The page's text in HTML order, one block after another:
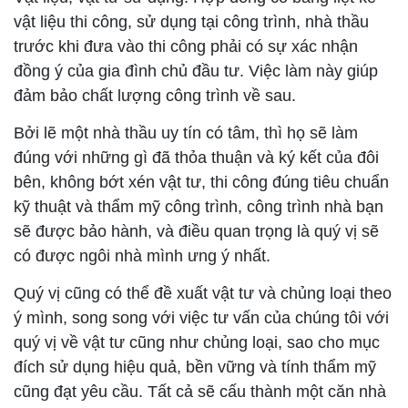
vật liệu thi công, sử dụng tại công trình, nhà thầu
trước khi đưa vào thi công phải có sự xác nhận
đồng ý của gia đình chủ đầu tư. Việc làm này giúp
đảm bảo chất lượng công trình về sau.
Bởi lẽ một nhà thầu uy tín có tâm, thì họ sẽ làm
đúng với những gì đã thỏa thuận và ký kết của đôi
bên, không bớt xén vật tư, thi công đúng tiêu chuẩn
kỹ thuật và thẩm mỹ công trình, công trình nhà bạn
sẽ được bảo hành, và điều quan trọng là quý vị sẽ
có được ngôi nhà mình ưng ý nhất.
Quý vị cũng có thể đề xuất vật tư và chủng loại theo
ý mình, song song với việc tư vấn của chúng tôi với
quý vị về vật tư cũng như chủng loại, sao cho mục
đích sử dụng hiệu quả, bền vững và tính thẩm mỹ
cũng đạt yêu cầu. Tất cả sẽ cấu thành một căn nhà